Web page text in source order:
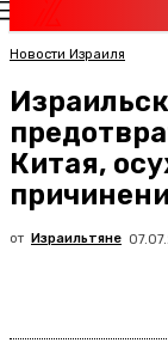
Новости Израиля
Китая,
от Израильтяне